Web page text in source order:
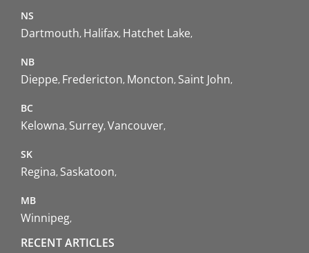
NS
Dartmouth Halifax Hatchet Lake
NB
Dieppe Fredericton Moncton Saint John
BC
Kelowna Surrey Vancouver
SK
Regina Saskatoon
MB
Winnipeg
RECENT ARTICLES